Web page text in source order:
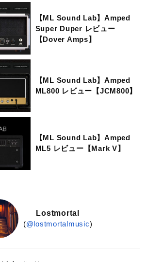
【ML Sound Lab】Amped
Super Duper レビュー
【Dover Amps】
【ML Sound Lab】Amped
ML800 レビュー【JCM800】
【ML Sound Lab】Amped
ML5 レビュー【Mark V】
Lostmortal
(@lostmortalmusic)